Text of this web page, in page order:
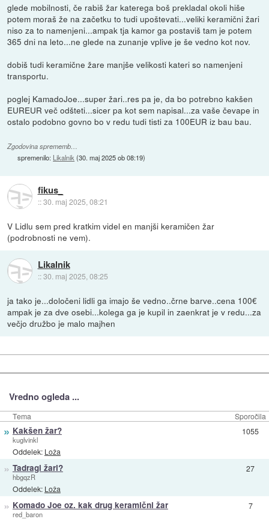
glede mobilnosti, če rabiš žar katerega boš prekladal okoli hiše
potem moraš že na začetku to tudi upoštevati...veliki keramični žari
niso za to namenjeni...ampak tja kamor ga postaviš tam je potem
365 dni na leto...ne glede na zunanje vplive je še vedno kot nov.
dobiš tudi keramične žare manjše velikosti kateri so namenjeni
transportu.
poglej KamadoJoe...super žari..res pa je, da bo potrebno kakšen
EUREUR več odšteti...sicer pa kot sem napisal...za vaše čevape in
ostalo podobno govno bo v redu tudi tisti za 100EUR iz bau bau.
Zgodovina sprememb…
spremenilo: Likalnik (30. maj 2025 ob 08:19)
fikus_
::30. maj 2025, 08:21
V Lidlu sem pred kratkim videl en manjši keramičen žar
(podrobnosti ne vem).
Likalnik
::30. maj 2025, 08:25
ja tako je...določeni lidli ga imajo še vedno..črne barve..cena 100€
ampak je za dve osebi...kolega ga je kupil in zaenkrat je v redu...za
večjo družbo je malo majhen
Vredno ogleda ...
Tema Sporočila
» Kakšen žar?
kuglvinkl
Oddelek: Loža
1055
» Tadragi žari?
hbgqzR
Oddelek: Loža
27
» Komado Joe oz. kak drug keramični žar
red_baron
7